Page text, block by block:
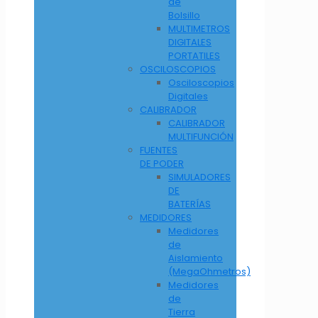
Bolsillo
MULTIMETROS
DIGITALES
PORTATILES
OSCILOSCOPIOS
Osciloscopios
Digitales
CALIBRADOR
CALIBRADOR
MULTIFUNCIÓN
FUENTES
DE PODER
SIMULADORES
DE
BATERÍAS
MEDIDORES
Medidores
de
Aislamiento
(MegaOhmetros)
Medidores
de
Tierra